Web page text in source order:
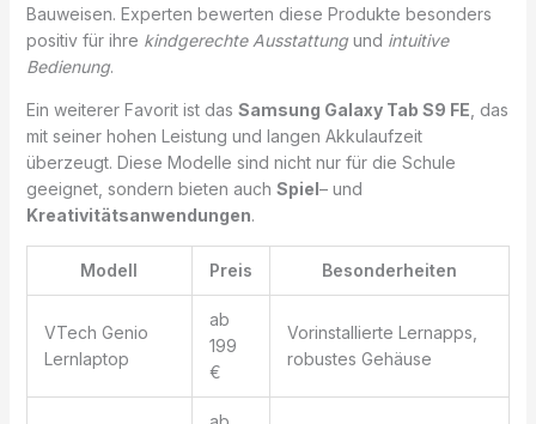
Bauweisen. Experten bewerten diese Produkte besonders
positiv für ihre kindgerechte Ausstattungund intuitive
Bedienung.
Ein weiterer Favorit ist das Samsung Galaxy Tab S9 FE , das
mit seiner hohen Leistung und langen Akkulaufzeit
überzeugt. Diese Modelle sind nicht nur für die Schule
geeignet, sondern bieten auch Spiel– und
Kreativitätsanwendungen.
Modell Preis Besonderheiten
VTech Genio
Lernlaptop
ab
199
€
Vorinstallierte Lernapps,
robustes Gehäuse